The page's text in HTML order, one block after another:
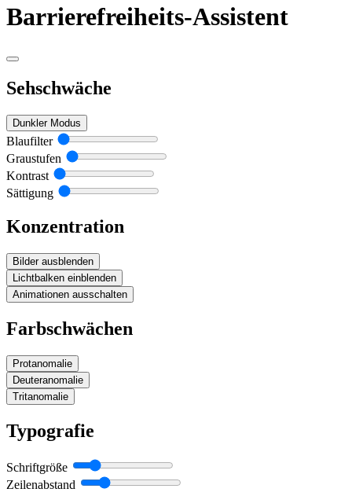
Barrierefreiheits-Assistent
Sehschwäche
Dunkler Modus
Blaufilter
Graustufen
Kontrast
Sättigung
Konzentration
Bilder ausblenden
Lichtbalken einblenden
Animationen ausschalten
Farbschwächen
Protanomalie
Deuteranomalie
Tritanomalie
Typografie
Schriftgröße
Zeilenabstand